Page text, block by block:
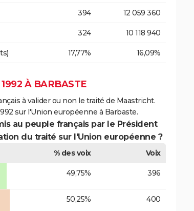
394 12 059 360
324 10 118 940
17,77% 16,09%
À BARBASTE
à valider ou non le traité de Maastricht.
sur l'Union européenne à Barbaste.
au peuple français par le Président
du traité sur l'Union européenne ?
% des voix
Voix
49,75% 396
50,25% 400